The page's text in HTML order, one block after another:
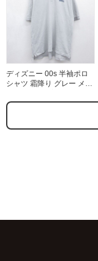
ディズニー 00s 半袖ポロ
シャツ 霜降り グレー メン